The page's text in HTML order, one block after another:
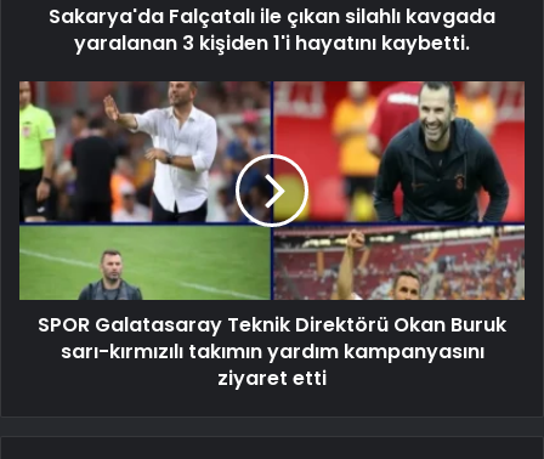
Sakarya'da Falçatalı ile çıkan silahlı kavgada
yaralanan 3 kişiden 1'i hayatını kaybetti.
SPOR Galatasaray Teknik Direktörü Okan Buruk
sarı-kırmızılı takımın yardım kampanyasını
ziyaret etti